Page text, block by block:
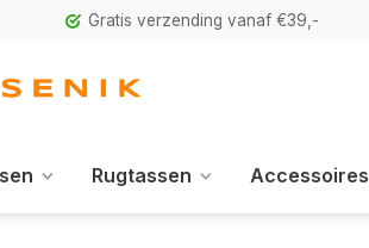
Gratis verzending vanaf €39,-
Rugtassen Accessoires